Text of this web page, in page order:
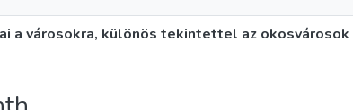
a városokra, különös tekintettel az